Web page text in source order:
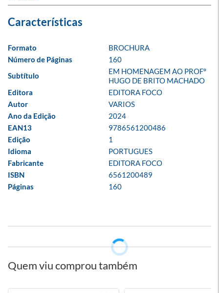
Formato
BROCHURA
Número de Páginas
160
Subtítulo
EM HOMENAGEM AO PROFº
HUGO DE BRITO MACHADO
Editora
EDITORA FOCO
Autor
VARIOS
Ano da Edição
2024
EAN13
9786561200486
Edição
1
Idioma
PORTUGUES
Fabricante
EDITORA FOCO
ISBN
6561200489
Páginas
160
Quem viu comprou também